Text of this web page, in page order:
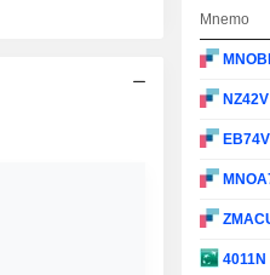
Mnemo
NZ42V
EB74V
4011N